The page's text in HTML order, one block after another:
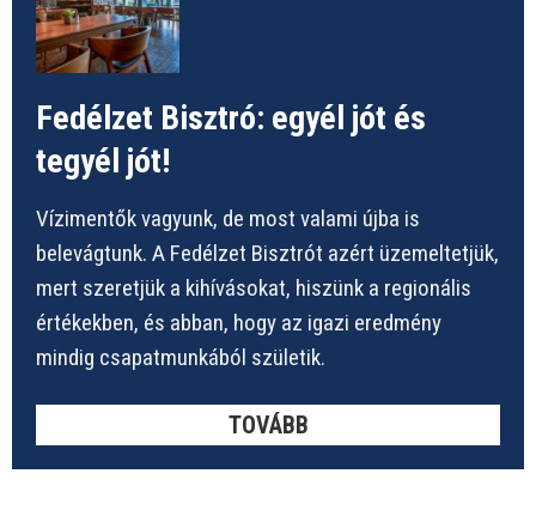
Fedélzet Bisztró: egyél jót és
tegyél jót!
Vízimentők vagyunk, de most valami újba is
belevágtunk. A Fedélzet Bisztrót azért üzemeltetjük,
mert szeretjük a kihívásokat, hiszünk a regionális
értékekben, és abban, hogy az igazi eredmény
mindig csapatmunkából születik.
TOVÁBB